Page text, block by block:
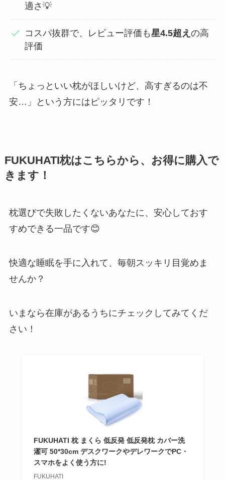
適さ💡
コスパ抜群で、レビュー評価も星4.5超えの高
評価
「ちょっといい枕がほしいけど、高すぎるのは不
安…」という方にはピッタリです！
FUKUHATI枕はこちらから、お得に購入で
きます！
枕選びで失敗したくないあなたに、安心しておす
すめできる一品です😊
快適な睡眠を手に入れて、毎朝スッキリ目覚めま
せんか？
いまなら在庫があるうちにチェックしてみてくだ
さい！
FUKUHATI 枕 まくら 低反発 低反発枕 カバー洗
濯可 50*30cm デスクワークやデレワークでPC・
スマホをよく使う方に!
FUKUHATI